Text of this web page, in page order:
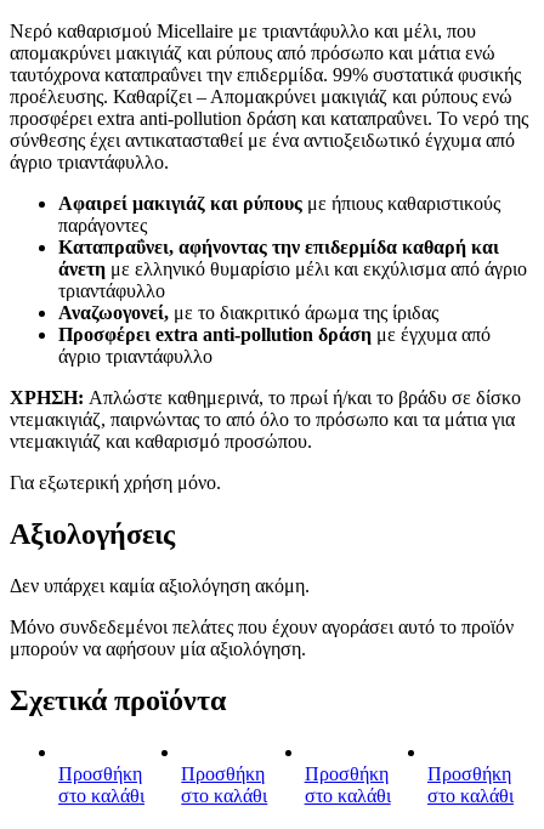
Νερό καθαρισμού Micellaire με τριαντάφυλλο και μέλι, που
απομακρύνει μακιγιάζ και ρύπους από πρόσωπο και μάτια ενώ
ταυτόχρονα καταπραΰνει την επιδερμίδα. 99% συστατικά φυσικής
προέλευσης. Καθαρίζει – Απομακρύνει μακιγιάζ και ρύπους ενώ
προσφέρει extra anti-pollution δράση και καταπραΰνει. Το νερό της
σύνθεσης έχει αντικατασταθεί με ένα αντιοξειδωτικό έγχυμα από
άγριο τριαντάφυλλο.
Αφαιρεί μακιγιάζ και ρύπους με ήπιους καθαριστικούς
παράγοντες
Καταπραΰνει, αφήνοντας την επιδερμίδα καθαρή και
άνετη με ελληνικό θυμαρίσιο μέλι και εκχύλισμα από άγριο
τριαντάφυλλο
Αναζωογονεί, με το διακριτικό άρωμα της ίριδας
Προσφέρει extra anti-pollution δράση με έγχυμα από
άγριο τριαντάφυλλο
XΡΗΣΗ: Απλώστε καθημερινά, το πρωί ή/και το βράδυ σε δίσκο
ντεμακιγιάζ, παιρνώντας το από όλο το πρόσωπο και τα μάτια για
ντεμακιγιάζ και καθαρισμό προσώπου.
Για εξωτερική χρήση μόνο.
Αξιολογήσεις
Δεν υπάρχει καμία αξιολόγηση ακόμη.
Μόνο συνδεδεμένοι πελάτες που έχουν αγοράσει αυτό το προϊόν
μπορούν να αφήσουν μία αξιολόγηση.
Σχετικά προϊόντα
Προσθήκη
στο καλάθι
Προσθήκη
στο καλάθι
Προσθήκη
στο καλάθι
Προσθήκη
στο καλάθι